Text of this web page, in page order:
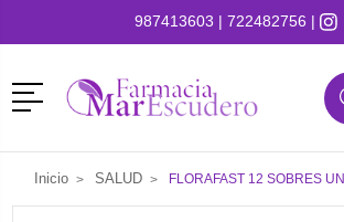
987413603 | 722482756 |
Menú
Inicio SALUD FLORAFAST 12 SOBRES